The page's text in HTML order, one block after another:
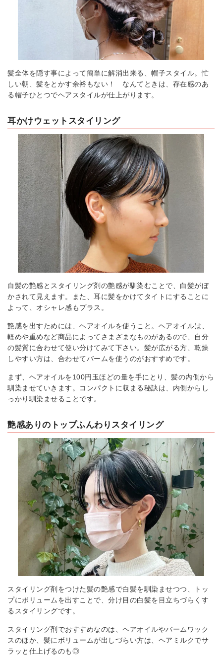
髪全体を隠す事によって簡単に解消出来る、帽子スタイル。忙
しい朝、髪をとかす余裕もない！ なんてときは、存在感のあ
る帽子ひとつでヘアスタイルが仕上がります。
耳かけウェットスタイリング
白髪の艶感とスタイリング剤の艶感が馴染むことで、白髪がぼ
かされて見えます。また、耳に髪をかけてタイトにすることに
よって、オシャレ感もプラス。
艶感を出すためには、ヘアオイルを使うこと。ヘアオイルは、
軽めや重めなど商品によってさまざまなものがあるので、自分
の髪質に合わせて使い分けてみて下さい。髪が広がる方、乾燥
しやすい方は、合わせてバームを使うのがおすすめです。
まず、ヘアオイルを100円玉ほどの量を手にとり、髪の内側から
馴染ませていきます。コンパクトに収まる秘訣は、内側からし
っかり馴染ませることです。
艶感ありのトップふんわりスタイリング
スタイリング剤をつけた髪の艶感で白髪を馴染ませつつ、トッ
プにボリュームを出すことで、分け目の白髪を目立ちづらくす
るスタイリングです。
スタイリング剤でおすすめなのは、ヘアオイルやバームワック
スのほか、髪にボリュームが出しづらい方は、ヘアミルクでサ
ラッと仕上げるのも◎